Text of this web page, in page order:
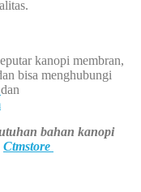
kanopi membran,
bisa menghubungi
dan
bahan kanopi
Ctmstore